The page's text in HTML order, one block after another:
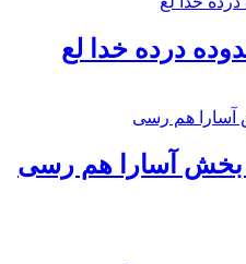
درده خدا لع
بخش آسارا هم رسی